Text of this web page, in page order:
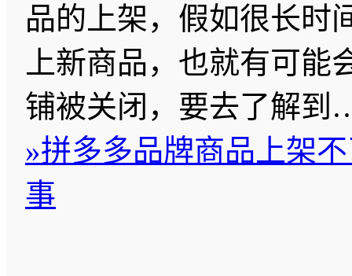
品的上架，假如很长时
上新商品，也就有可能
铺被关闭，要去了解
»拼多多品牌商品上架
事